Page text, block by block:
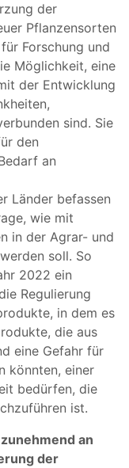
der
Pflanzensorten
Forschung und
Möglichkeit, eine
der Entwicklung
sind. Sie
den
an
Länder befassen
wie mit
in der Agrar- und
soll. So
2022 ein
Regulierung
in dem es
die aus
eine Gefahr für
könnten, einer
bedürfen, die
ist.
an
der